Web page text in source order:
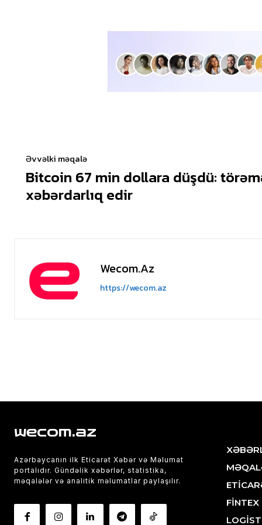
Əvvəlki məqalə
Bitcoin 67 min dollara düşdü:
xəbərdarlıq edir
Wecom.az
https://wecom.az
wecom.az
Azərbaycanın ilk Eticarət Xəbər və Məlumat
portalıdır. Gündəlik xəbərlər, statistika,
məqalələr və analitik məlumatlar paylaşılır.
FİNTEX